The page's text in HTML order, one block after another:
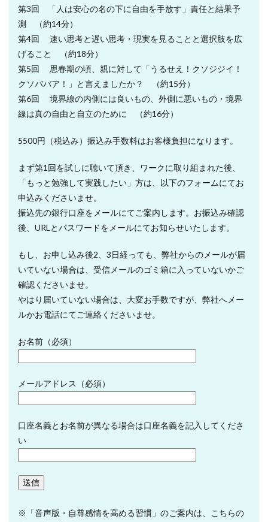
ー
第3回 「人は安心の名の下に自由を手放す」責任と結果予
測 （約14分）
第4回 速い思考と遅い思考・現実を見ることと選択肢を広
げること （約18分）
第5回 思春期の頃、親に対して「うるせえ！クソジジイ！
クソババア！」と言えましたか？ （約15分）
第6回 境界線の内側には良いもの、外側に悪いもの・境界
線は真の自由と自立のために （約16分）
5500円（税込み）振込み手数料はお客様負担になります。
まず第1回を試しに聴いて頂き、ワークに取り組まれた後、
「もっと勉強して実践したい」方は、以下のフォームにてお
申込みくださいませ。
振込先の銀行口座をメールにてご案内します。お振込み確認
後、URLとパスワードをメールにてお知らせいたします。
もし、お申し込み後2、3日経っても、弊社からのメールが届
いていない場合は、受信メールのゴミ箱に入っていないかご
確認くださいませ。
やはり届いていない場合は、大変お手数ですが、弊社へメー
ルかお電話にてご連絡くださいませ。
お名前（必須）
メールアドレス（必須）
口座名義とお名前が異なる場合は口座名義を記入してくださ
い
※「音声版・自尊感情を高める習慣」のご案内は、こちらの